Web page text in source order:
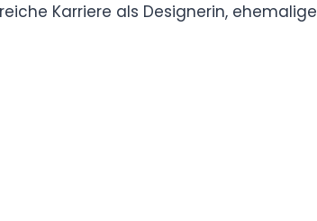
Karriere als Designerin,